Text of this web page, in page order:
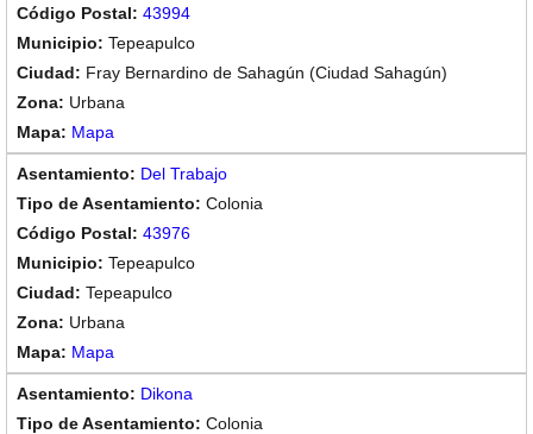
43994
Tepeapulco
Fray Bernardino de Sahagún (Ciudad Sahagún)
Urbana
Mapa
Del Trabajo
Colonia
43976
Tepeapulco
Tepeapulco
Urbana
Mapa
Dikona
Colonia